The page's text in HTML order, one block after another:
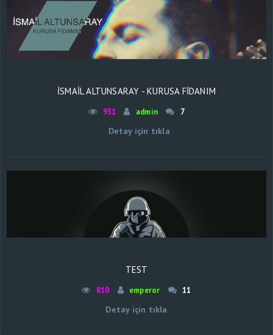
İSMAİL ALTUNSARAY - KURUSA FİDANIM
931 admin 7
Detay için tıkla
TEST
810 emperor 11
Detay için tıkla